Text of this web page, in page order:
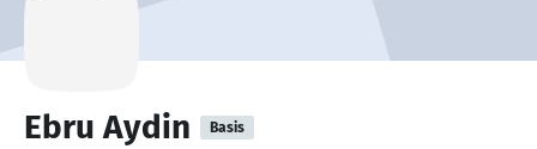
Ebru Aydin Basis